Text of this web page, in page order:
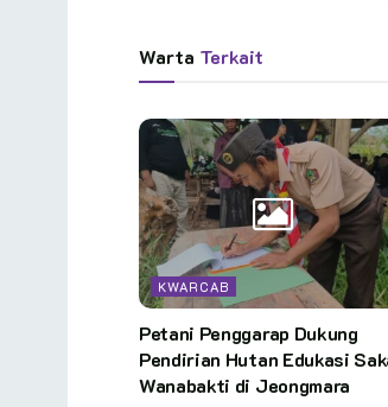
Warta Terkait
KWARCAB
Petani Penggarap Dukung
Pendirian Hutan Edukasi
Wanabakti di Jeongmara